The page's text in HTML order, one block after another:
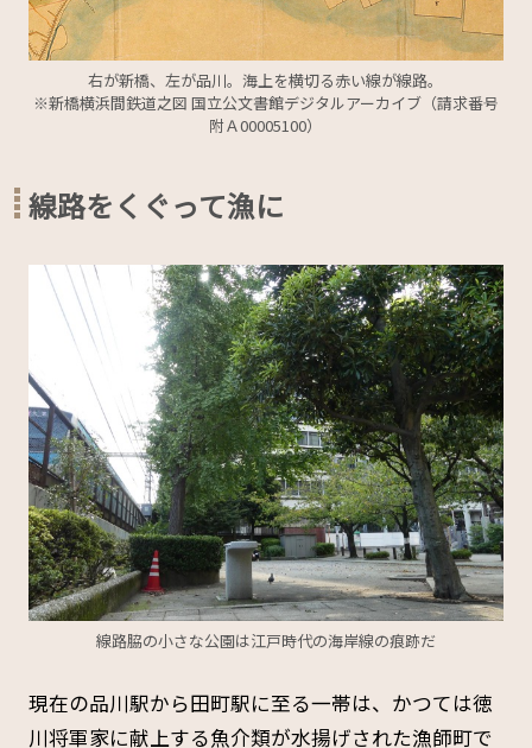
右が新橋、左が品川。海上を横切る赤い線が線路。
※新橋横浜間鉄道之図 国立公文書館デジタルアーカイブ（請求番号
附Ａ00005100）
線路をくぐって漁に
線路脇の小さな公園は江戸時代の海岸線の痕跡だ
現在の品川駅から田町駅に至る一帯は、かつては徳
川将軍家に献上する魚介類が水揚げされた漁師町で